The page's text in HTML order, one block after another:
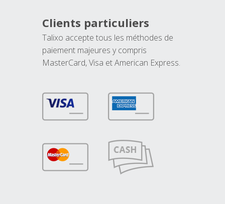
Clients particuliers
Talixo accepte tous les méthodes de
paiement majeures y compris
MasterCard, Visa et American Express.